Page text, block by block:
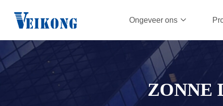
Ongeveer ons
ZONNE